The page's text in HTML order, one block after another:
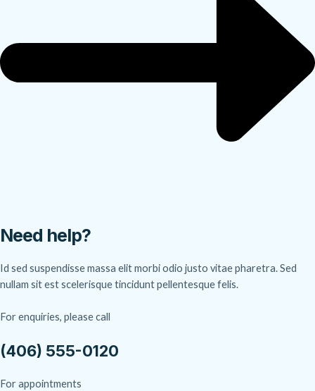
Need help?
Id sed suspendisse massa elit morbi odio justo vitae pharetra. Sed
nullam sit est scelerisque tincidunt pellentesque felis.
For enquiries, please call
(406) 555-0120
For appointments